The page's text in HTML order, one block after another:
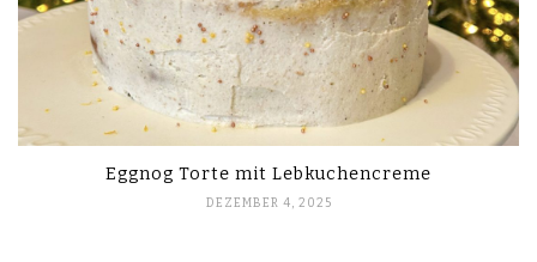
Eggnog Torte mit Lebkuchencreme
DEZEMBER 4, 2025